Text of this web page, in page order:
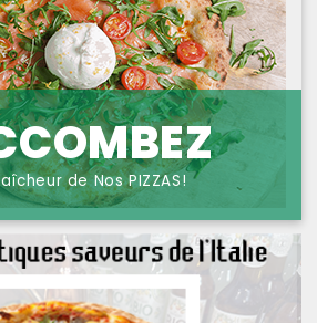
de Nos PIZZAS!